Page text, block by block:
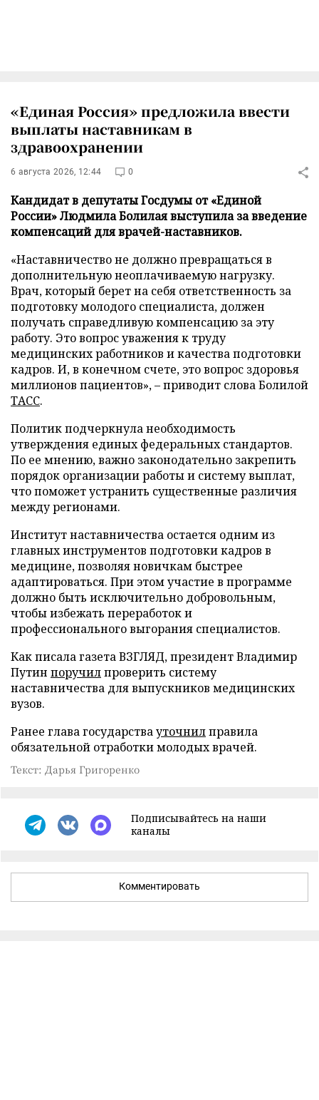
«Единая Россия» предложила ввести
выплаты наставникам в
здравоохранении
6 августа 2026, 12:44 0
Кандидат в депутаты Госдумы от «Единой
России» Людмила Болилая выступила за введение
компенсаций для врачей-наставников.
«Наставничество не должно превращаться в
дополнительную неоплачиваемую нагрузку.
Врач, который берет на себя ответственность за
подготовку молодого специалиста, должен
получать справедливую компенсацию за эту
работу. Это вопрос уважения к труду
медицинских работников и качества подготовки
кадров. И, в конечном счете, это вопрос здоровья
миллионов пациентов», – приводит слова Болилой
ТАСС.
Политик подчеркнула необходимость
утверждения единых федеральных стандартов.
По ее мнению, важно законодательно закрепить
порядок организации работы и систему выплат,
что поможет устранить существенные различия
между регионами.
Институт наставничества остается одним из
главных инструментов подготовки кадров в
медицине, позволяя новичкам быстрее
адаптироваться. При этом участие в программе
должно быть исключительно добровольным,
чтобы избежать переработок и
профессионального выгорания специалистов.
Как писала газета ВЗГЛЯД, президент Владимир
Путин поручилпроверить систему
наставничества для выпускников медицинских
вузов.
Ранее глава государствауточнилправила
обязательной отработки молодых врачей.
Текст: Дарья Григоренко
Подписывайтесь на наши
каналы
Комментировать